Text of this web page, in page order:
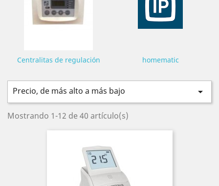
Centralitas de regulación homematic
Precio, de más alto a más bajo 
Mostrando 1-12 de 40 artículo(s)